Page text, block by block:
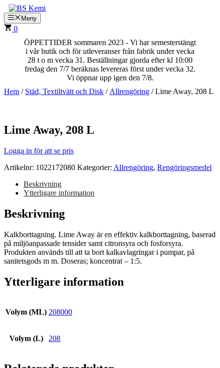
Hoppa
till
innehåll
Meny
0
ÖPPETTIDER sommaren 2023 - Vi har semesterstängt
i vår butik och för utleveranser från fabrik under vecka
28 t o m vecka 31. Beställningar gjorda efter kl 10:00
fredag den 7/7 beräknas levereras först under vecka 32.
Vi öppnar upp igen den 7/8.
Hem / Städ, Textiltvätt och Disk / Allrengöring / Lime Away, 208 L
Lime Away, 208 L
Logga in för att se pris
Artikelnr: 1022172080 Kategorier: Allrengöring, Rengöringsmedel
Beskrivning
Ytterligare information
Beskrivning
Kalkborttagning. Lime Away är en effektiv kalkborttagning, baserad
på miljöanpassade tensider samt citronsyra och fosforsyra.
Produkten används till att ta bort kalkavlagringar i pumpar, på
sanitetsgods m m. Doseras; koncentrat – 1:5.
Ytterligare information
Volym (ML) 208000
Volym (L) 208